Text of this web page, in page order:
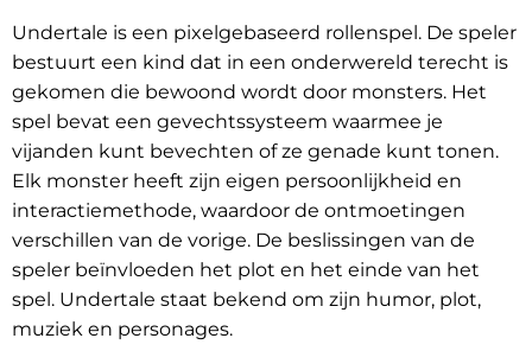
Undertale is een pixelgebaseerd rollenspel. De speler
bestuurt een kind dat in een onderwereld terecht is
gekomen die bewoond wordt door monsters. Het
spel bevat een gevechtssysteem waarmee je
vijanden kunt bevechten of ze genade kunt tonen.
Elk monster heeft zijn eigen persoonlijkheid en
interactiemethode, waardoor de ontmoetingen
verschillen van de vorige. De beslissingen van de
speler beïnvloeden het plot en het einde van het
spel. Undertale staat bekend om zijn humor, plot,
muziek en personages.